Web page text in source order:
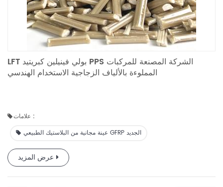
LFT بولي فينيلين كبريتيد PPS الشركة المصنعة للمركبات
المملوءة بالألياف الزجاجية الاستخدام الهندسي
علامات :
عينة مجانية من البلاستيك الطبيعي GFRP الجديد
عرض المزيد